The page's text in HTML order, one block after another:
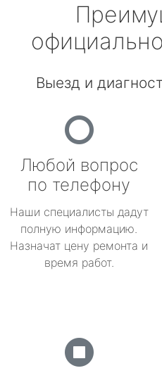
Выезд и
Любой вопрос
по телефону
Наши специалисты дадут
полную информацию.
Назначат цену ремонта и
время работ.